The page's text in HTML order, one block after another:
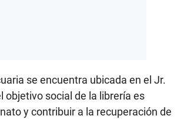
se encuentra ubicada en el Jr.
objetivo social de la librería es
y contribuir a la recuperación de